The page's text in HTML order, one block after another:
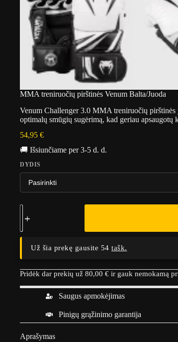
MMA treniruočių pirštinės Venum Balta/Juoda
Venum Challenger 3.0 MMA treniruočių
optimalų smūgių sugėrimą, kad geriau
54,95 €
🚚 Išsiunčiame per 3-5 d. d.
DYDIS
Už šia prekę gausite 54 tašk.
Pridėk dar prekių už 80,00 € ir gauk nemokamą
Saugus apmokėjimas
Pinigų grąžinimo garantija
Aprašymas